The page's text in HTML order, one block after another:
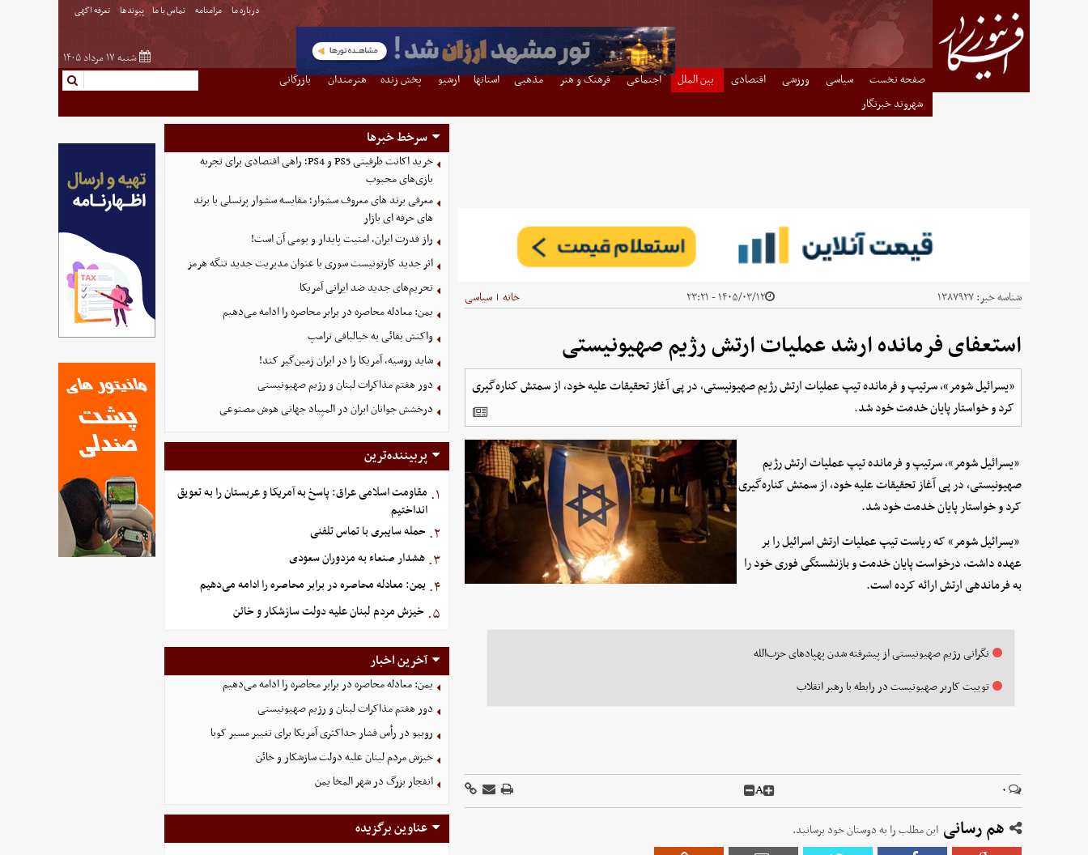
درباره ما مرامنامه تماس با ما پیوندها تعرفه اگهی
شنبه ۱۷ مرداد ۱۴۰۵
صفحه نخست سیاسی ورزشی اقتصادی بین الملل اجتماعی فرهنگ و هنر مذهبی استانها آرشیو پخش زنده هنرمندان
بازرگانی
شهروند خبرنگار
شناسه خبر:۱۳۸۷۹۲۷ ۱۴۰۵/۰۳/۱۲ - ۲۳:۲۱ خانه | سیاسی
استعفای فرمانده ارشد عملیات ارتش رژیم صهیونیستی
«یسرائیل شومر»، سرتیپ و فرمانده تیپ عملیات ارتش رژیم صهیونیستی، در پی آغاز تحقیقات علیه خود، از سمتش کناره‌گیری
کرد و خواستار پایان خدمت خود شد.
«یسرائیل شومر»، سرتیپ و فرمانده تیپ عملیات ارتش رژیم
صهیونیستی، در پی آغاز تحقیقات علیه خود، از سمتش کناره‌گیری
کرد و خواستار پایان خدمت خود شد.
«یسرائیل شومر» که ریاست تیپ عملیات ارتش اسرائیل را بر
عهده داشت، درخواست پایان خدمت و بازنشستگی فوری خود را
به فرماندهی ارتش ارائه کرده است.
نگرانی رژیم صهیونیستی از پیشرفته شدن پهپادهای حزب‌الله
توییت کاربر صهیونیست در رابطه با رهبر انقلاب
۰ A
هم رسانی این مطلب را به دوستان خود برسانید.
سرخط خبرها
خرید اکانت ظرفیتی PS5 و PS4؛ راهی اقتصادی برای تجربه
بازی‌های محبوب
معرفی برند های معروف سشوار؛ مقایسه سشوار پرنسلی با برند
های حرفه ای بازار
راز قدرت ایران، امنیت پایدار و بومی آن است!
اثر جدید کارتونیست سوری با عنوان مدیریت جدید تنگه هرمز
تحریم‌های جدید ضد ایرانی آمریکا
یمن: معادله محاصره در برابر محاصره را ادامه می‌دهیم
واکنش بقائی به خیالبافی ترامپ
شاید روسیه، آمریکا را در ایران زمین‌گیر کند!
دور هفتم مذاکرات لبنان و رژیم صهیونیستی
درخشش جوانان ایران در المپیاد جهانی هوش مصنوعی
پربیننده‌ترین
۱. مقاومت اسلامی عراق: پاسخ به آمریکا و عربستان را به تعویق
انداختیم
۲. حمله سایبری با تماس تلفنی
۳. هشدار صنعاء به مزدوران سعودی
۴. یمن: معادله محاصره در برابر محاصره را ادامه می‌دهیم
۵. خیزش مردم لبنان علیه دولت سازشکار و خائن
آخرین اخبار
یمن: معادله محاصره در برابر محاصره را ادامه می‌دهیم
دور هفتم مذاکرات لبنان و رژیم صهیونیستی
روبیو در رأس فشار حداکثری آمریکا برای تغییر مسیر کوبا
خیزش مردم لبنان علیه دولت سازشکار و خائن
انفجار بزرگ در شهر المخا یمن
عناوین برگزیده